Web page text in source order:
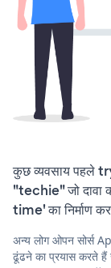
कुछ व्यवसाय पहले
"techie" जो
time' का निर्माण
अन्य लोग ओपन सोर्स
ढूंढने का प्रयास करते